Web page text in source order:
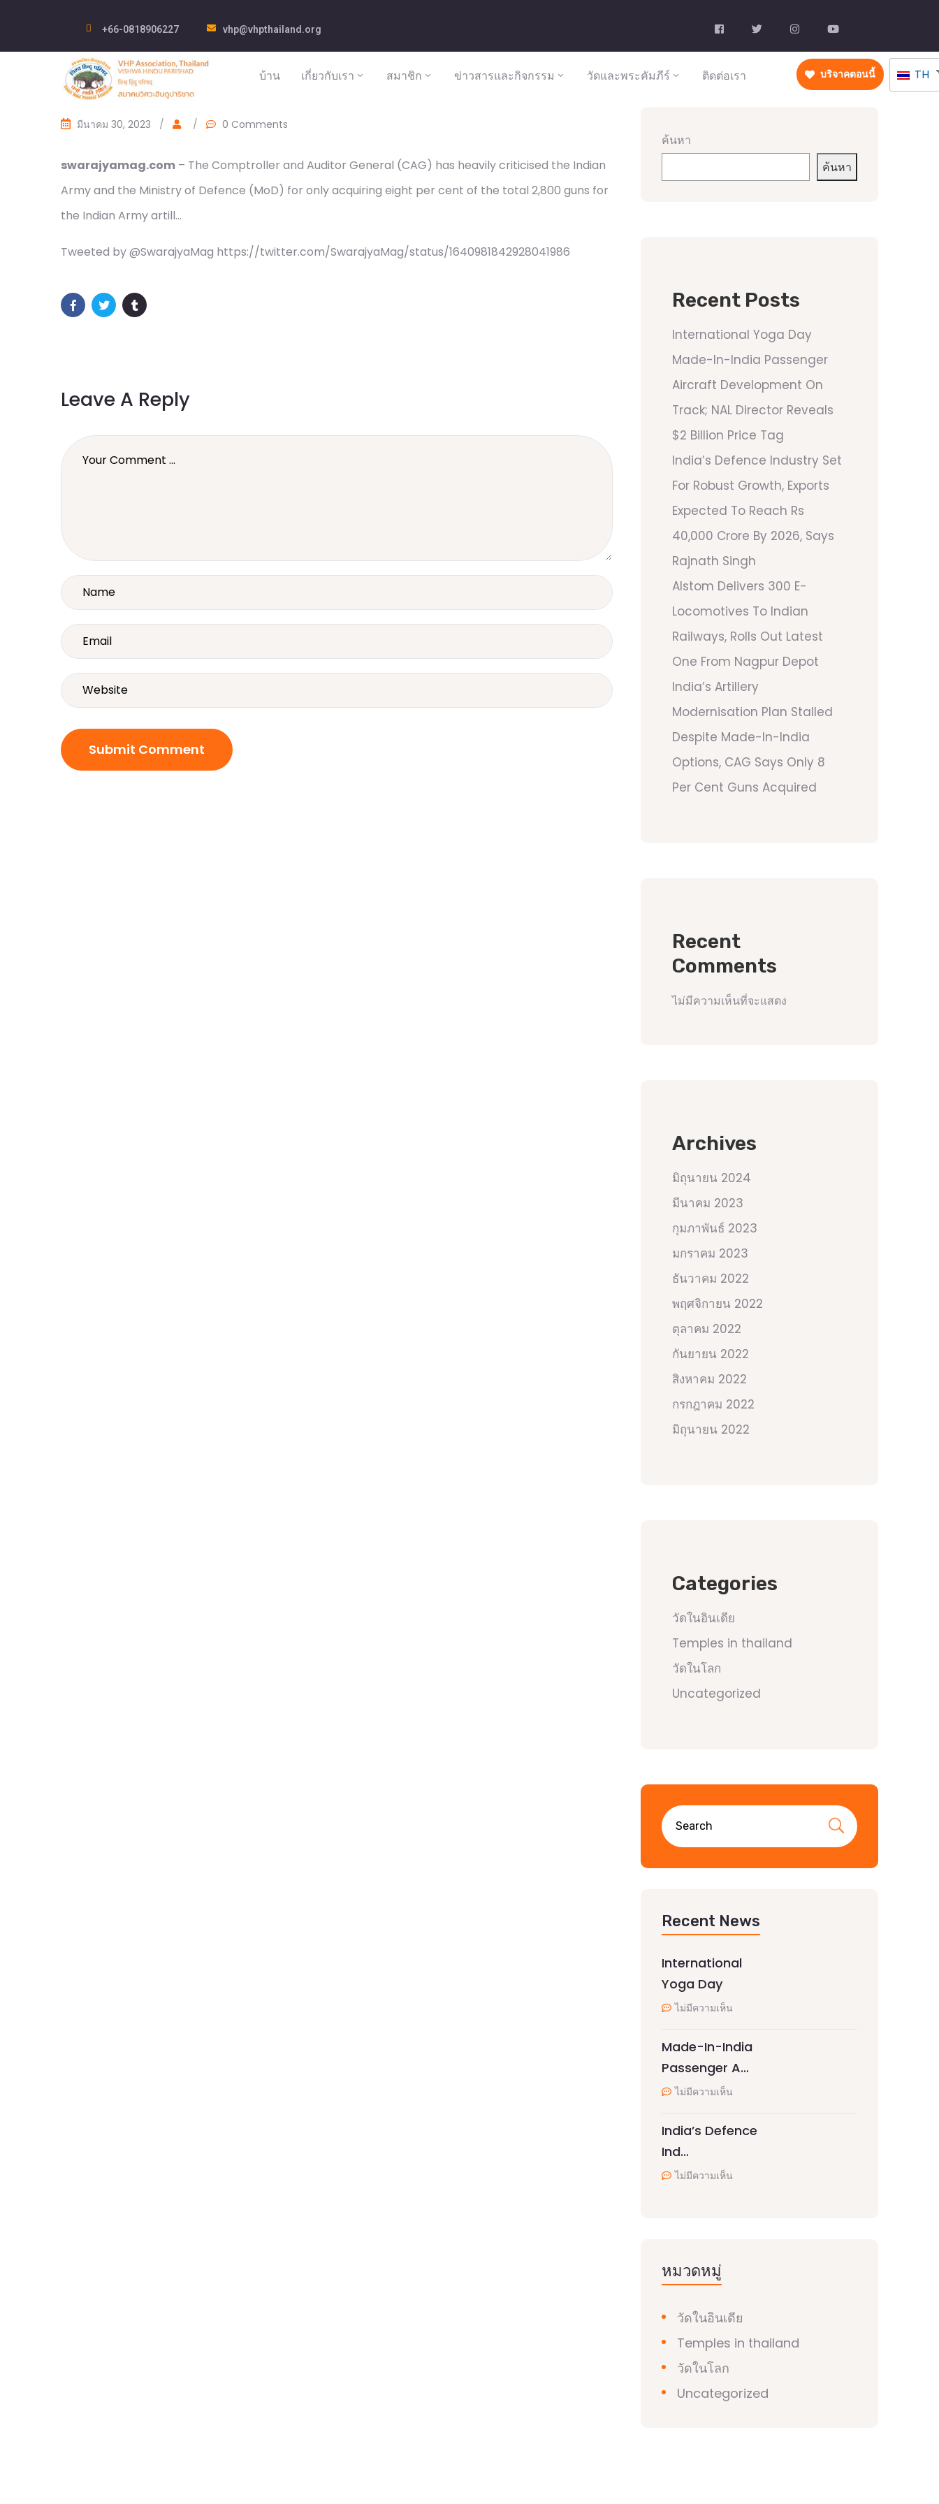
+66-0818906227 vhp@vhpthailand.org
บ้าน เกี่ยวกับเรา สมาชิก ข่าวสารและกิจกรรม วัดและพระคัมภีร์ ติดต่อเรา บริจาคตอนนี้ TH
มีนาคม 30, 2023 / / 0 Comments
swarajyamag.com – The Comptroller and Auditor General (CAG) has heavily criticised the Indian
Army and the Ministry of Defence (MoD) for only acquiring eight per cent of the total 2,800 guns for
the Indian Army artill…
Tweeted by @SwarajyaMag https://twitter.com/SwarajyaMag/status/1640981842928041986
Leave A Reply
ค้นหา
ค้นหา
Recent Posts
International Yoga Day
Made-In-India Passenger
Aircraft Development On
Track; NAL Director Reveals
$2 Billion Price Tag
India’s Defence Industry Set
For Robust Growth, Exports
Expected To Reach Rs
40,000 Crore By 2026, Says
Rajnath Singh
Alstom Delivers 300 E-
Locomotives To Indian
Railways, Rolls Out Latest
One From Nagpur Depot
India’s Artillery
Modernisation Plan Stalled
Despite Made-In-India
Options, CAG Says Only 8
Per Cent Guns Acquired
Recent
Comments
ไม่มีความเห็นที่จะแสดง
Archives
มิถุนายน 2024
มีนาคม 2023
กุมภาพันธ์ 2023
มกราคม 2023
ธันวาคม 2022
พฤศจิกายน 2022
ตุลาคม 2022
กันยายน 2022
สิงหาคม 2022
กรกฎาคม 2022
มิถุนายน 2022
Categories
วัดในอินเดีย
Temples in thailand
วัดในโลก
Uncategorized
Recent News
International
Yoga Day
ไม่มีความเห็น
Made-In-India
Passenger A…
ไม่มีความเห็น
India’s Defence
Ind…
ไม่มีความเห็น
หมวดหมู่
วัดในอินเดีย
Temples in thailand
วัดในโลก
Uncategorized